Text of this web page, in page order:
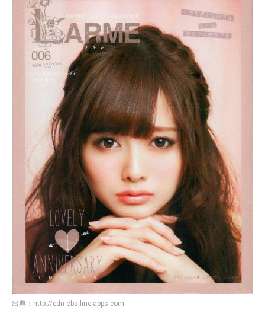
出典： http://cdn-obs.line-apps.com